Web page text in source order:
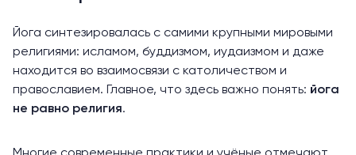
Йога синтезировалась с самими крупными мировыми
религиями: исламом, буддизмом, иудаизмом и даже
находится во взаимосвязи с католичеством и
православием. Главное, что здесь важно понять: йога
не равно религия.